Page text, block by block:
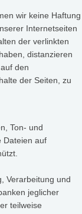
wir keine Haftung
Internetseiten
der verlinkten
distanzieren
den
der Seiten, zu
Ton- und
Dateien auf
Verarbeitung und
jeglicher
teilweise